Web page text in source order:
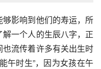
影响到他们的寿运，所
一个人的生辰八字，正
流传着许多有关出生时
午时生”，因为女孩在午